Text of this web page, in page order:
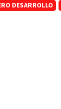
DESARROLLO